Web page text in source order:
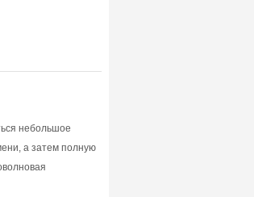
небольшое
а затем полную